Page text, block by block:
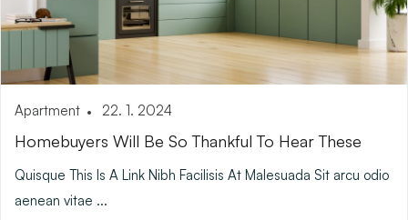
Apartment 22. 1. 2024
Homebuyers Will Be So Thankful To Hear These
Quisque This Is A Link Nibh Facilisis At Malesuada Sit arcu odio
aenean vitae ...